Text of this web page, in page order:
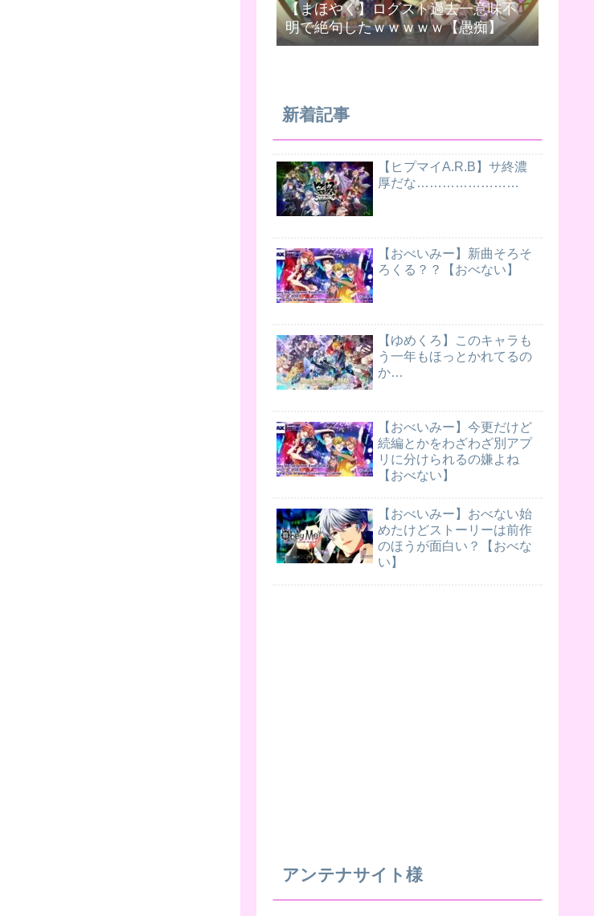
【まほやく】ログスト過去一意味不
明で絶句したｗｗｗｗｗ【愚痴】
新着記事
【ヒプマイA.R.B】サ終濃
厚だな……………………
【おべいみー】新曲そろそ
ろくる？？【おべない】
【ゆめくろ】このキャラも
う一年もほっとかれてるの
か…
【おべいみー】今更だけど
続編とかをわざわざ別アプ
リに分けられるの嫌よね
【おべない】
【おべいみー】おべない始
めたけどストーリーは前作
のほうが面白い？【おべな
い】
アンテナサイト様